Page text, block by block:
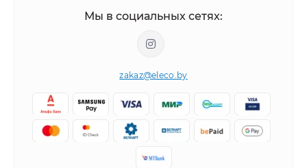
Мы в социальных сетях:
zakaz@eleco.by